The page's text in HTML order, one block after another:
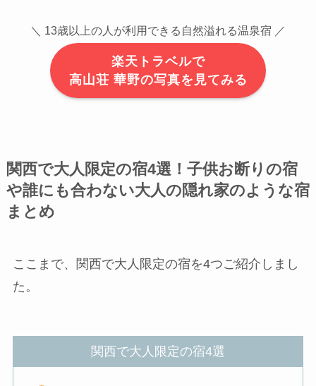
＼ 13歳以上の人が利用できる自然溢れる温泉宿 ／
楽天トラベルで
高山荘 華野の写真を見てみる
関西で大人限定の宿4選！子供お断りの宿
や誰にも合わない大人の隠れ家のような宿
まとめ
ここまで、関西で大人限定の宿を4つご紹介しまし
た。
関西で大人限定の宿4選